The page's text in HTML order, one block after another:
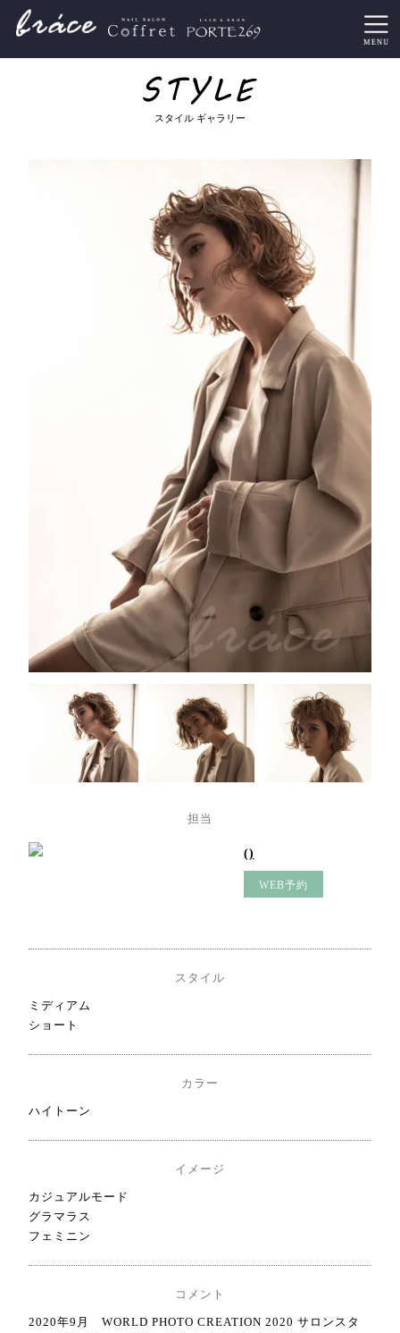
スタイル ギャラリー
担当
()
WEB予約
スタイル
ミディアム
ショート
カラー
ハイトーン
イメージ
カジュアルモード
グラマラス
フェミニン
コメント
2020年9月 WORLD PHOTO CREATION 2020 サロンスタ